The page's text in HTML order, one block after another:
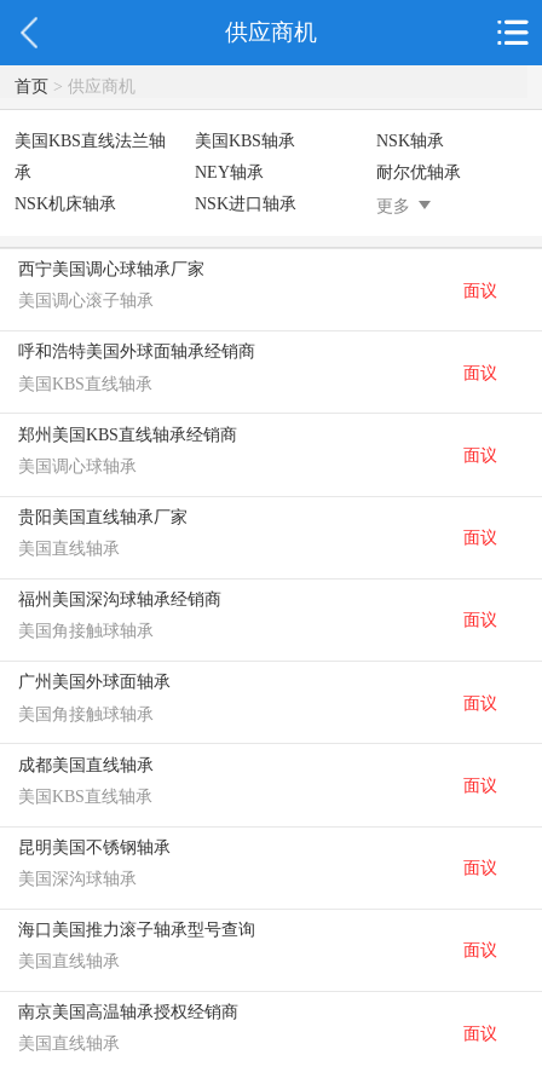
供应商机
首页> 供应商机
美国KBS直线法兰轴
承
美国KBS轴承
NSK轴承
NEY轴承
耐尔优轴承
NSK机床轴承
NSK进口轴承
德国INA轴
SKF轴承
德国FAG进口轴承
德国INA进口轴承
台湾上银HIWIN滑
块导轨
不锈钢轴承
进口轴承
美国KBS直线轴承
日本THK
承
更多
西宁美国调心球轴承厂家
美国调心滚子轴承
面议
呼和浩特美国外球面轴承经销商
美国KBS直线轴承
面议
郑州美国KBS直线轴承经销商
美国调心球轴承
面议
贵阳美国直线轴承厂家
美国直线轴承
面议
福州美国深沟球轴承经销商
美国角接触球轴承
面议
广州美国外球面轴承
美国角接触球轴承
面议
成都美国直线轴承
美国KBS直线轴承
面议
昆明美国不锈钢轴承
美国深沟球轴承
面议
海口美国推力滚子轴承型号查询
美国直线轴承
面议
南京美国高温轴承授权经销商
美国直线轴承
面议